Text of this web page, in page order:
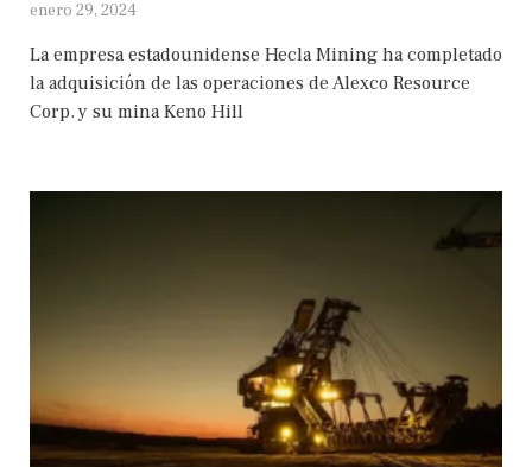
enero 29, 2024
La empresa estadounidense Hecla Mining ha completado
la adquisición de las operaciones de Alexco Resource
Corp. y su mina Keno Hill